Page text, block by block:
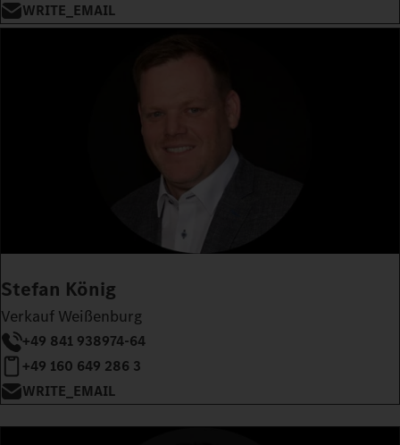
WRITE_EMAIL
Stefan König
Verkauf Weißenburg
+49 841 938974-64
+49 160 649 286 3
WRITE_EMAIL